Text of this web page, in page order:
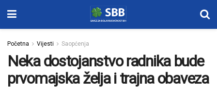
Početna Vijesti Saopćenja
Neka dostojanstvo radnika bude
prvomajska želja i trajna obaveza